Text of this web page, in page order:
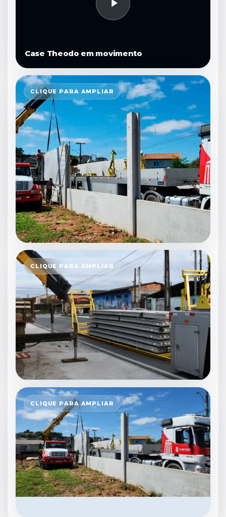
Case Theodo em movimento
CLIQUE PARA AMPLIAR
CLIQUE PARA AMPLIAR
CLIQUE PARA AMPLIAR